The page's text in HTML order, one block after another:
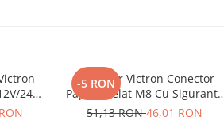
24V,
-5 RON
Conector Victron Conector
Papuc Inelat M8 Cu Siguranta
Fuzibila Ato De 30A
51,13 RON46,01 RON